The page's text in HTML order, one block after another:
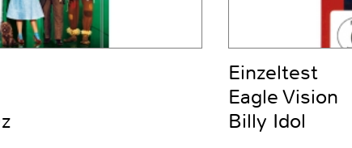
Einzeltest
Eagle Vision
Billy Idol